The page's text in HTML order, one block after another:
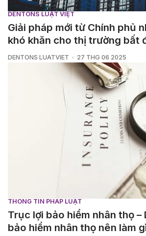
DENTONS LUẬT VIỆT
Giải pháp mới từ Chính phủ
khó khăn cho thị trường bất
DENTONS LUATVIET 27 THG 06 2025
THÔNG TIN PHÁP LUẬT
Trục lợi bảo hiểm nhân thọ –
bảo hiểm nhân thọ nên làm